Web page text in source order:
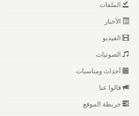
الملفات
الأخبار
الفيديو
الصوتيات
أحداث ومناسبات
قالوا عنا
خريطة الموقع